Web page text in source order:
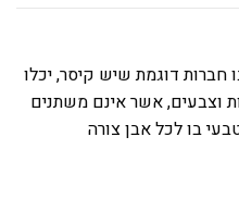
חברות דוגמת שיש קיסר, יכלו
וצבעים, אשר אינם משתנים
בו לכל אבן צורה